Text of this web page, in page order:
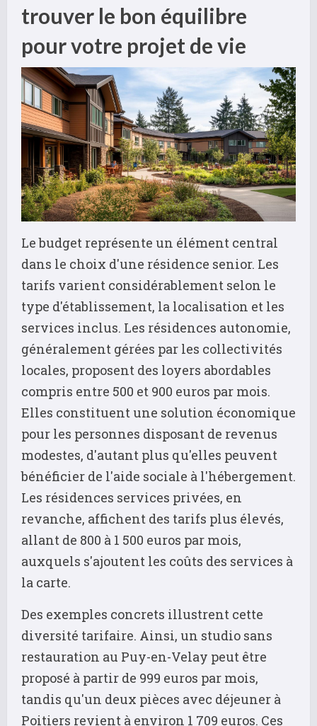
trouver le bon équilibre
pour votre projet de vie
Le budget représente un élément central
dans le choix d'une résidence senior. Les
tarifs varient considérablement selon le
type d'établissement, la localisation et les
services inclus. Les résidences autonomie,
généralement gérées par les collectivités
locales, proposent des loyers abordables
compris entre 500 et 900 euros par mois.
Elles constituent une solution économique
pour les personnes disposant de revenus
modestes, d'autant plus qu'elles peuvent
bénéficier de l'aide sociale à l'hébergement.
Les résidences services privées, en
revanche, affichent des tarifs plus élevés,
allant de 800 à 1 500 euros par mois,
auxquels s'ajoutent les coûts des services à
la carte.
Des exemples concrets illustrent cette
diversité tarifaire. Ainsi, un studio sans
restauration au Puy-en-Velay peut être
proposé à partir de 999 euros par mois,
tandis qu'un deux pièces avec déjeuner à
Poitiers revient à environ 1 709 euros. Ces